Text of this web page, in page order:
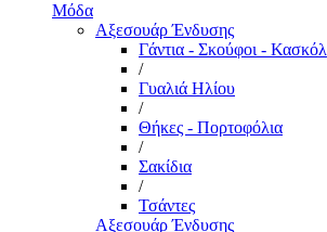
Μόδα
Αξεσουάρ Ένδυσης
Γάντια - Σκούφοι - Κασκόλ
/
Γυαλιά Ηλίου
/
Θήκες - Πορτοφόλια
/
Σακίδια
/
Τσάντες
Αξεσουάρ Ένδυσης